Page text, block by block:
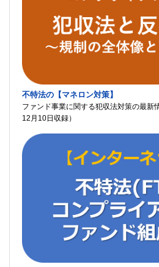
不特法の【マネロン対策】
ファンド事業に関する犯収法対策の最新
12月10日収録）